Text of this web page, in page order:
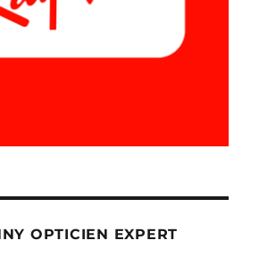
OPTICIEN EXPERT